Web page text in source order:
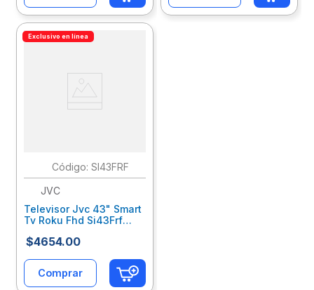
Exclusivo en línea
: SI43FRF
JVC
Televisor Jvc 43" Smart
Tv Roku Fhd Si43Frf
$4654.00
Comprar